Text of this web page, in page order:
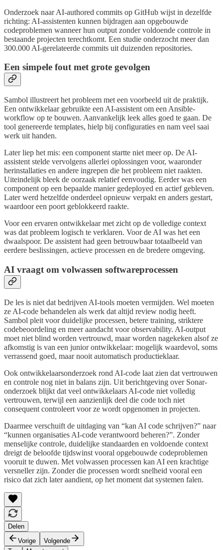
Onderzoek naar AI-authored commits op GitHub wijst in dezelfde
richting: AI-assistenten kunnen bijdragen aan opgebouwde
codeproblemen wanneer hun output zonder voldoende controle in
bestaande projecten terechtkomt. Een studie onderzocht meer dan
300.000 AI-gerelateerde commits uit duizenden repositories.
Een simpele fout met grote gevolgen
Sambol illustreert het probleem met een voorbeeld uit de praktijk.
Een ontwikkelaar gebruikte een AI-assistent om een Ansible-
workflow op te bouwen. Aanvankelijk leek alles goed te gaan. De
tool genereerde templates, hielp bij configuraties en nam veel saai
werk uit handen.
Later liep het mis: een component startte niet meer op. De AI-
assistent stelde vervolgens allerlei oplossingen voor, waaronder
herinstallaties en andere ingrepen die het probleem niet raakten.
Uiteindelijk bleek de oorzaak relatief eenvoudig. Eerder was een
component op een bepaalde manier gedeployed en actief gebleven.
Later werd hetzelfde onderdeel opnieuw verpakt en anders gestart,
waardoor een poort geblokkeerd raakte.
Voor een ervaren ontwikkelaar met zicht op de volledige context
was dat probleem logisch te verklaren. Voor de AI was het een
dwaalspoor. De assistent had geen betrouwbaar totaalbeeld van
eerdere beslissingen, actieve processen en de bredere omgeving.
AI vraagt om volwassen softwareprocessen
De les is niet dat bedrijven AI-tools moeten vermijden. Wel moeten
ze AI-code behandelen als werk dat altijd review nodig heeft.
Sambol pleit voor duidelijke processen, betere training, striktere
codebeoordeling en meer aandacht voor observability. AI-output
moet niet blind worden vertrouwd, maar worden nagekeken alsof ze
afkomstig is van een junior ontwikkelaar: mogelijk waardevol, soms
verrassend goed, maar nooit automatisch productieklaar.
Ook ontwikkelaarsonderzoek rond AI-code laat zien dat vertrouwen
en controle nog niet in balans zijn. Uit berichtgeving over Sonar-
onderzoek blijkt dat veel ontwikkelaars AI-code niet volledig
vertrouwen, terwijl een aanzienlijk deel die code toch niet
consequent controleert voor ze wordt opgenomen in projecten.
Daarmee verschuift de uitdaging van “kan AI code schrijven?” naar
“kunnen organisaties AI-code verantwoord beheren?”. Zonder
menselijke controle, duidelijke standaarden en voldoende context
dreigt de beloofde tijdswinst vooral opgebouwde codeproblemen
vooruit te duwen. Met volwassen processen kan AI een krachtige
versneller zijn. Zonder die processen wordt snelheid vooral een
risico dat zich later aandient, op het moment dat systemen falen.
Delen
Vorige
Volgende